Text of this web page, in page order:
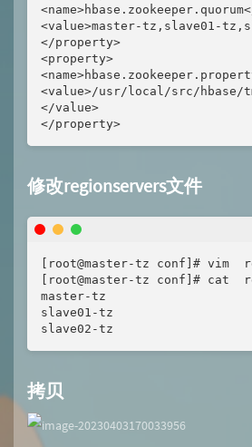
<value>master-tz,slave01-
</property>
<property>
<value>/usr/local/src/hbase/
</value>
</property>
修改regionservers文件
[root@master-tz conf]# vim
[root@master-tz conf]# cat
master-tz
slave01-tz
slave02-tz
拷贝